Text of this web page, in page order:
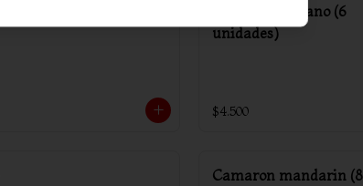
Arrollado Vegano (6
unidades)
$4.500
Camaron mandarin (8